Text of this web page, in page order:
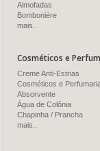
Almofadas
Bomboniére
mais..
Cosméticos e
Creme Anti-Estrias
Cosméticos e
Absorvente
Água de Colônia
Chapinha / Prancha
mais..